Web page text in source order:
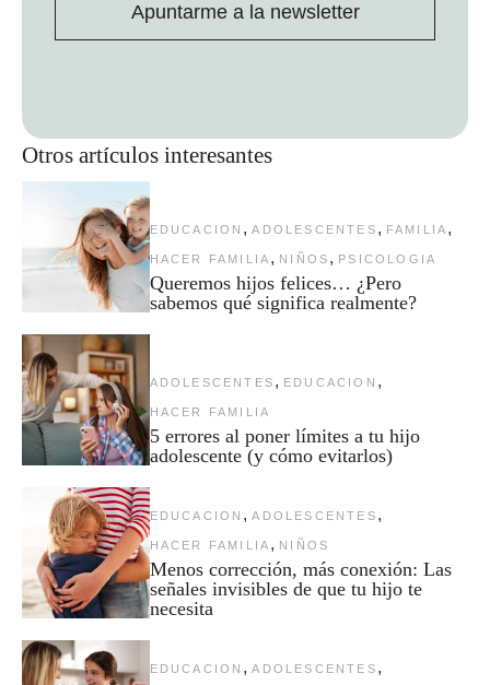
Otros artículos interesantes
EDUCACION , ADOLESCENTES , FAMILIA ,
HACER FAMILIA , NIÑOS , PSICOLOGIA
Queremos hijos felices… ¿Pero
sabemos qué significa realmente?
ADOLESCENTES , EDUCACION ,
HACER FAMILIA
5 errores al poner límites a tu hijo
adolescente (y cómo evitarlos)
EDUCACION , ADOLESCENTES ,
HACER FAMILIA , NIÑOS
Menos corrección, más conexión: Las
señales invisibles de que tu hijo te
necesita
EDUCACION , ADOLESCENTES ,
Apuntarme a la newsletter